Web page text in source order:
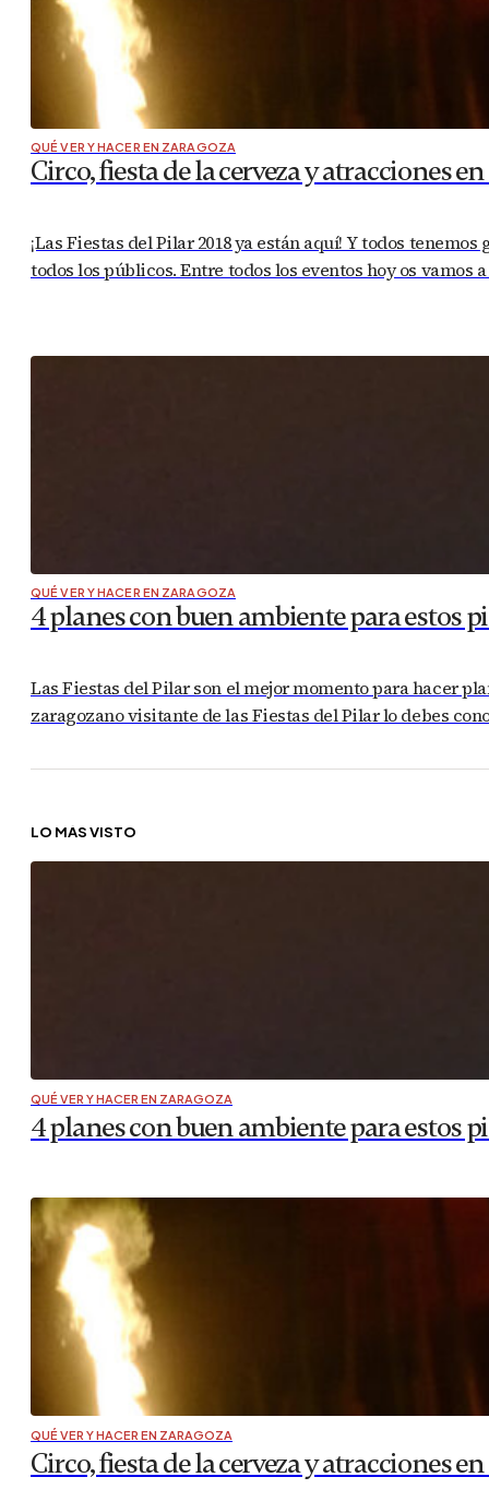
QUÉ VER Y HACER EN ZARAGOZA
Circo, fiesta de la cerveza y atracciones
¡Las Fiestas del Pilar 2018 ya están aquí! Y todos
todos los públicos. Entre todos los eventos hoy os
QUÉ VER Y HACER EN ZARAGOZA
4 planes con buen ambiente para estos
Las Fiestas del Pilar son el mejor momento para hacer
zaragozano visitante de las Fiestas del Pilar lo debes
LO MÁS VISTO
QUÉ VER Y HACER EN ZARAGOZA
4 planes con buen ambiente para estos
QUÉ VER Y HACER EN ZARAGOZA
Circo, fiesta de la cerveza y atracciones